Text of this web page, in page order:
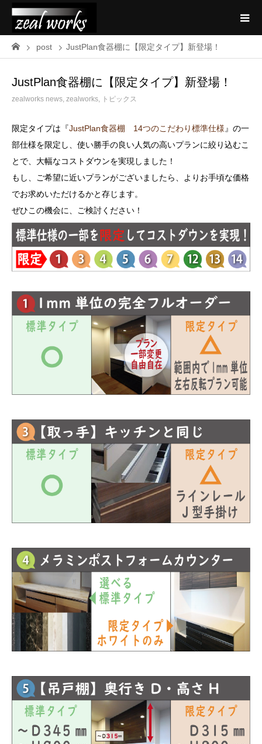
post JustPlan食器棚に【限定タイプ】新登場！
JustPlan食器棚に【限定タイプ】新登場！
zealworks news, zealworks, トピックス
限定タイプは『JustPlan食器棚 14つのこだわり標準仕様 』の一
部仕様を限定し、使い勝手の良い人気の高いプランに絞り込むこ
とで、大幅なコストダウンを実現しました！
もし、ご希望に近いプランがございましたら、よりお手頃な価格
でお求めいただけるかと存じます。
ぜひこの機会に、ご検討ください！